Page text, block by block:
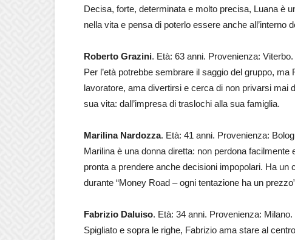
Decisa, forte, determinata e molto precisa, Luana è
nella vita e pensa di poterlo essere anche all’interno
Roberto Grazini. Età: 63 anni. Provenienza:
Per l’età potrebbe sembrare il saggio del gruppo,
lavoratore, ama divertirsi e cerca di non privarsi mai
sua vita: dall’impresa di traslochi alla sua famiglia.
Marilina Nardozza. Età: 41 anni. Provenienza:
Marilina è una donna diretta: non perdona
pronta a prendere anche decisioni impopolari. Ha
durante “Money Road – ogni tentazione ha un
Fabrizio Daluiso. Età: 34 anni. Provenienza:
Spigliato e sopra le righe, Fabrizio ama stare al